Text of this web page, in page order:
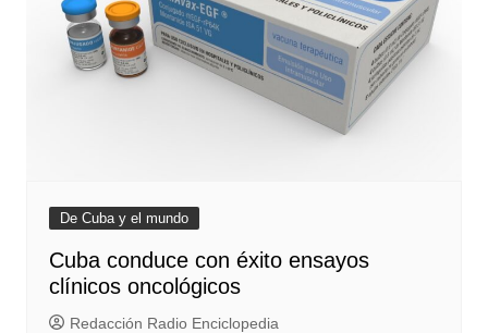
De Cuba y el mundo
Cuba conduce con éxito ensayos
clínicos oncológicos
Redacción Radio Enciclopedia